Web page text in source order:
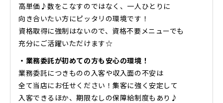
高単価♪数をこなすのではなく、一人ひとりに
向き合いたい方にピッタリの環境です！
資格取得に強制はないので、資格不要メニューでも
充分にご活躍いただけます☆
・業務委託が初めての方も安心の環境！
業務委託につきものの入客や収入面の不安は
全て当店にお任せください！集客に強く安定して
入客できるほか、期限なしの保障給制度もあり♪